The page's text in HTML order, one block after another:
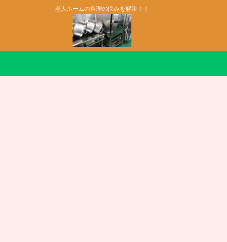
老人ホームの料理の悩みを解決！！